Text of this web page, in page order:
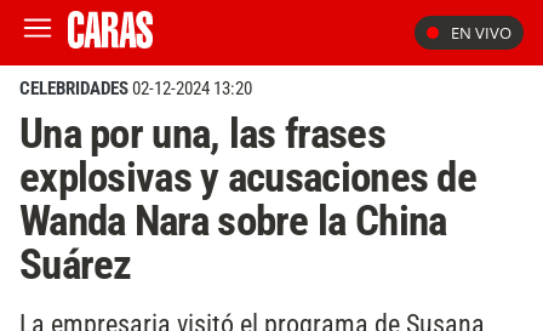
EN VIVO
CELEBRIDADES02-12-2024 13:20
Una por una, las frases
explosivas y acusaciones de
Wanda Nara sobre la China
Suárez
La empresaria visitó el programa de Susana